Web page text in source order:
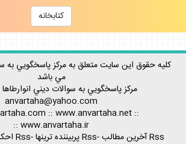
كتابخانه
كليه حقوق اين سايت متعلق به مركز پاسخگويي به
مي باشد
مركز پاسخگويي به سوالات ديني انوارطاها
anvartaha@yahoo.com
:: www.anvartaha.net::
www.anvartaha.ir
::
Rss آخرين مطالب
-Rss پربيننده ترينها -Rss احكام